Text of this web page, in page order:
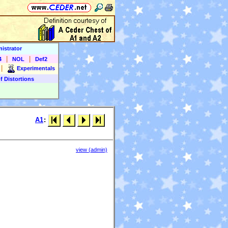
NOL Def2
Experimentals
Distortions
A1:
view (admin)